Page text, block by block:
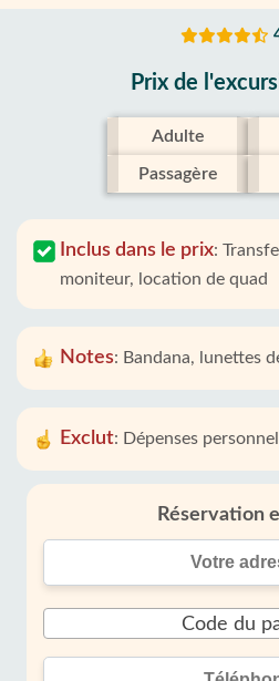
Prix ​​de
Adulte
Passagère
Inclus dans le prix:
moniteur, location de quad
Notes: Bandana, lunettes
Exclut: Dépenses
Réservation
Code du